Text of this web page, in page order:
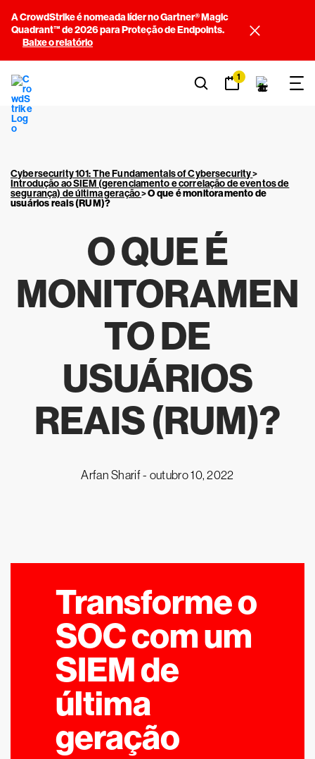
A CrowdStrike é nomeada líder no Gartner® Magic
Quadrant™ de 2026 para Proteção de Endpoints.
Baixe o relatório
1
Cybersecurity 101: The Fundamentals of Cybersecurity>
Introdução ao SIEM (gerenciamento e correlação de eventos de
segurança) de última geração>O que é monitoramento de
usuários reais (RUM)?
O QUE É
MONITORAMEN
TO DE
USUÁRIOS
REAIS (RUM)?
Arfan Sharif - outubro 10, 2022
Transforme o
SOC com um
SIEM de
última
geração